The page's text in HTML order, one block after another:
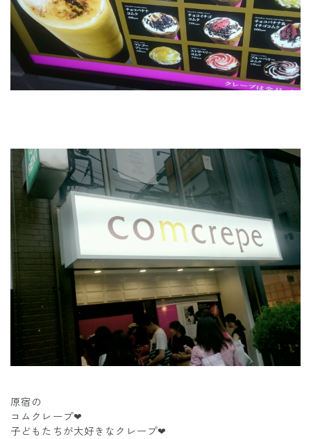
原宿の
コムクレープ❤
子どもたちが大好きなクレープ❤